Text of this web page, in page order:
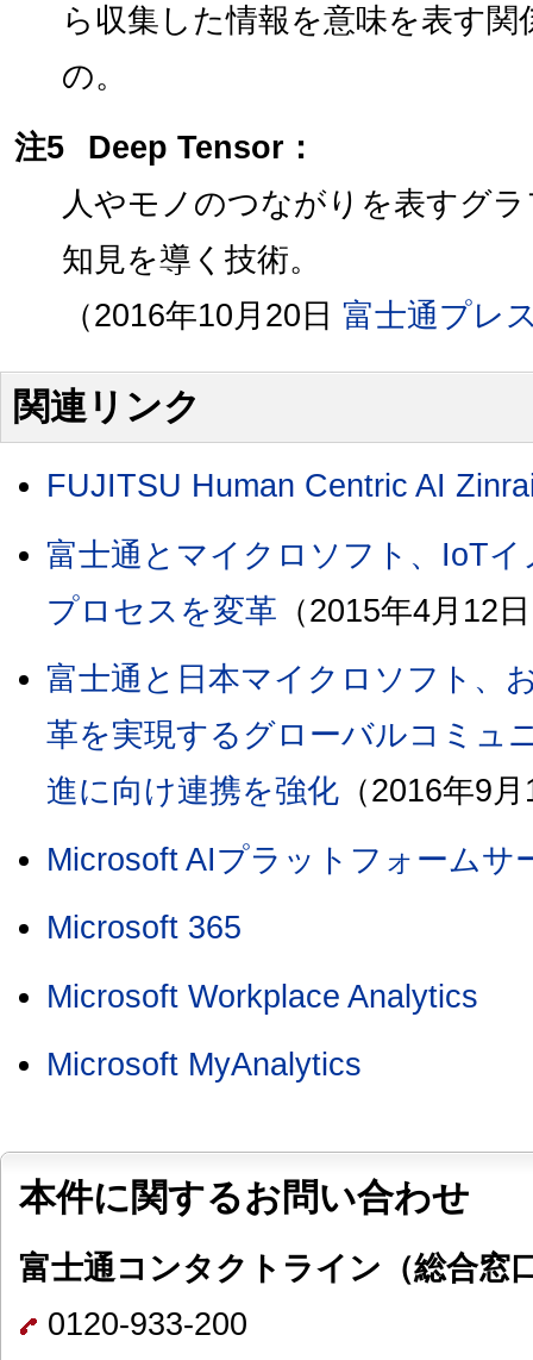
ら収集した情報を意味を表す
の。
注5
Deep Tensor：
人やモノのつながりを表すグ
知見を導く技術。
（2016年10月20日 富士通プレ
関連リンク
FUJITSU Human Centric AI
富士通とマイクロソフト、IoT
プロセスを変革 （2015年4月12
富士通と日本マイクロソフト、
革を実現するグローバルコミュ
進に向け連携を強化 （2016年9
Microsoft AIプラットフォームサ
Microsoft 365
Microsoft Workplace Analytics
Microsoft MyAnalytics
本件に関するお問い合わせ
富士通コンタクトライン（総合窓
0120-933-200